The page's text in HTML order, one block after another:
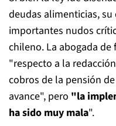
deudas alimenticias,
importantes nudos
chileno. La abogada
"respecto a la
cobros de la pensión
avance", pero "la
ha sido muy mala".